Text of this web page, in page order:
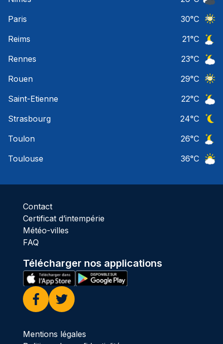
Paris
30°C
Reims
21°C
Rennes
23°C
Rouen
29°C
Saint-Etienne
22°C
Strasbourg
24°C
Toulon
26°C
Toulouse
36°C
Contact
Certificat d’intempérie
Météo-villes
FAQ
Télécharger nos applications
Facebook
Twitter
Mentions légales